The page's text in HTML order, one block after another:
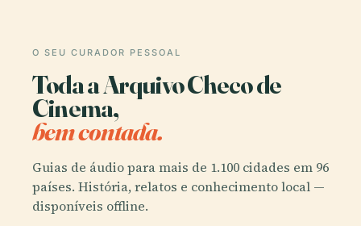
O SEU CURADOR PESSOAL
Toda a Arquivo Checo de
Cinema,
bem contada.
Guias de áudio para mais de 1.100 cidades em 96
países. História, relatos e conhecimento local —
disponíveis offline.